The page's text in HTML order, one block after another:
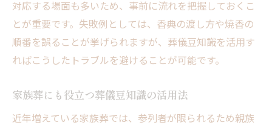
対応する場面も多いため、事前に流れを把握しておくこ
とが重要です。失敗例としては、香典の渡し方や焼香の
順番を誤ることが挙げられますが、葬儀豆知識を活用す
ればこうしたトラブルを避けることが可能です。
家族葬にも役立つ葬儀豆知識の活用法
近年増えている家族葬では、参列者が限られるため親族